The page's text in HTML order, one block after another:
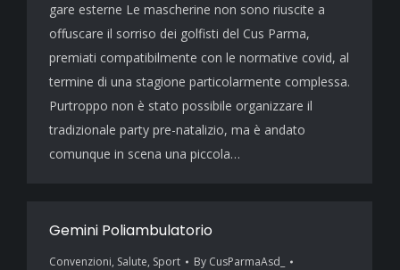
gare esterne Le mascherine non sono riuscite a
offuscare il sorriso dei golfisti del Cus Parma,
premiati compatibilmente con le normative covid, al
termine di una stagione particolarmente complessa.
Purtroppo non è stato possibile organizzare il
tradizionale party pre-natalizio, ma è andato
comunque in scena una piccola…
Gemini Poliambulatorio
Convenzioni, Salute, Sport By CusParmaAsd_